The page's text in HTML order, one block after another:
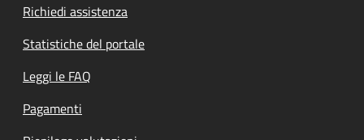
Richiedi assistenza
Statistiche del portale
Leggi le FAQ
Pagamenti